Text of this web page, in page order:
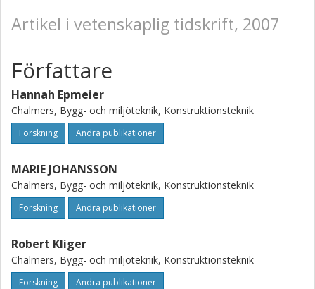
Artikel i vetenskaplig tidskrift, 2007
Författare
Hannah Epmeier
Chalmers, Bygg- och miljöteknik, Konstruktionsteknik
Forskning Andra publikationer
MARIE JOHANSSON
Chalmers, Bygg- och miljöteknik, Konstruktionsteknik
Forskning Andra publikationer
Robert Kliger
Chalmers, Bygg- och miljöteknik, Konstruktionsteknik
Forskning Andra publikationer